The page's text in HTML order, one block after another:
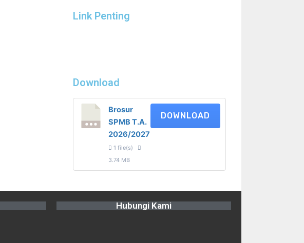
Link Penting
Download
Brosur
SPMB T.A.
2026/2027
1 file(s)
3.74 MB
DOWNLOAD
Hubungi Kami